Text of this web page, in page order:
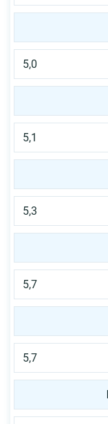
5,0
5,1
5,3
5,7
5,7